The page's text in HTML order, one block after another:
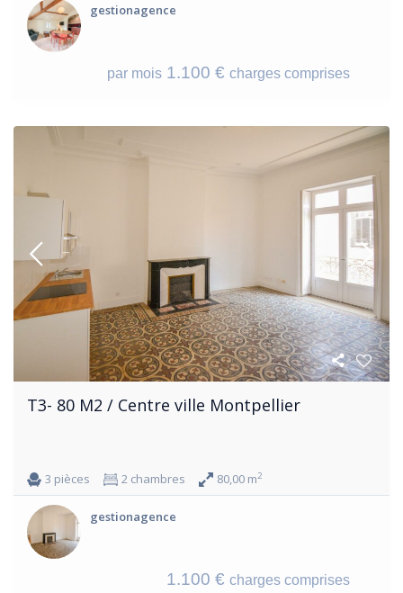
gestionagence
par mois 1.100 € charges comprises
T3- 80 M2 / Centre ville Montpellier
3 pièces 2 chambres 80,00 m2
gestionagence
1.100 € charges comprises